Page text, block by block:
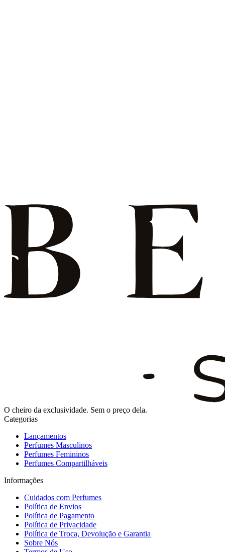
O cheiro da exclusividade. Sem o preço dela.
Categorias
Lançamentos
Perfumes Masculinos
Perfumes Femininos
Perfumes Compartilháveis
Informações
Cuidados com Perfumes
Política de Envios
Política de Pagamento
Política de Privacidade
Política de Troca, Devolução e Garantia
Sobre Nós